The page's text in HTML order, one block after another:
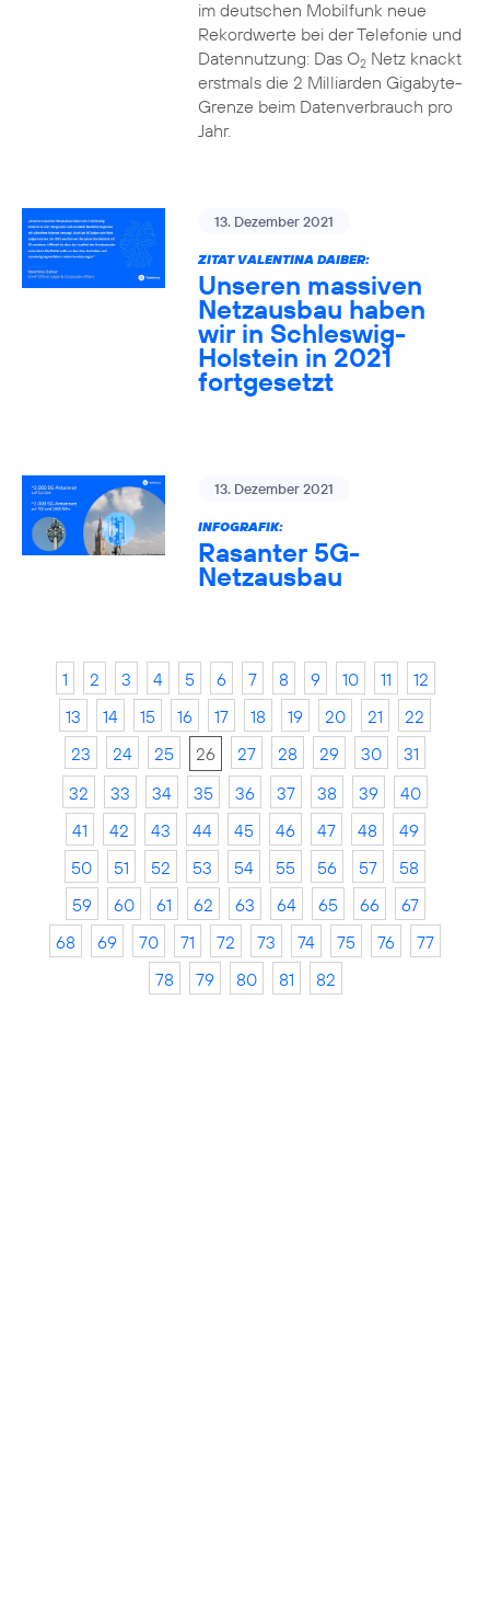
im deutschen Mobilfunk neue
Rekordwerte bei der Telefonie und
Datennutzung: Das O2Netz knackt
erstmals die 2 Milliarden Gigabyte-
Grenze beim Datenverbrauch pro
Jahr.
13. Dezember 2021
ZITAT VALENTINA DAIBER:
Unseren massiven
Netzausbau haben
wir in Schleswig-
Holstein in 2021
fortgesetzt
13. Dezember 2021
INFOGRAFIK:
Rasanter 5G-
Netzausbau
1 2 3 4 5 6 7 8 9 10 11
12
13
14 15 16 17 18 19 20 21
22
23
24 25 26 27 28 29 30
31
32
33 34 35 36 37 38 39
40
41
42 43 44 45 46 47 48
49
50
51 52 53 54 55 56 57
58
59
60 61 62 63 64 65 66
67
68
69 70 71 72 73 74 75 76
77
78
79 80 81 82